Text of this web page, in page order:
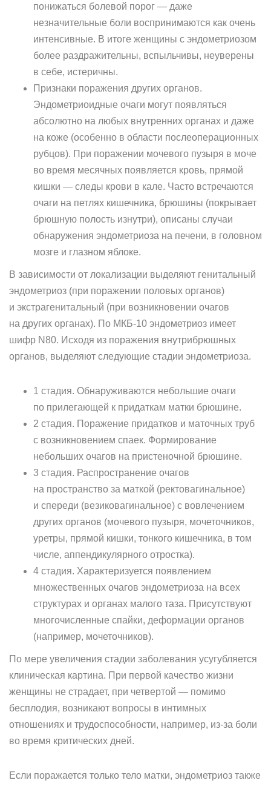
понижаться болевой порог — даже
незначительные боли воспринимаются как очень
интенсивные. В итоге женщины с эндометриозом
более раздражительны, вспыльчивы, неуверены
в себе, истеричны.
Признаки поражения других органов.
Эндометриоидные очаги могут появляться
абсолютно на любых внутренних органах и даже
на коже (особенно в области послеоперационных
рубцов). При поражении мочевого пузыря в моче
во время месячных появляется кровь, прямой
кишки — следы крови в кале. Часто встречаются
очаги на петлях кишечника, брюшины (покрывает
брюшную полость изнутри), описаны случаи
обнаружения эндометриоза на печени, в головном
мозге и глазном яблоке.
В зависимости от локализации выделяют генитальный
эндометриоз (при поражении половых органов)
и экстрагенитальный (при возникновении очагов
на других органах). По МКБ-10 эндометриоз имеет
шифр N80. Исходя из поражения внутрибрюшных
органов, выделяют следующие стадии эндометриоза.
1 стадия. Обнаруживаются небольшие очаги
по прилегающей к придаткам матки брюшине.
2 стадия. Поражение придатков и маточных труб
с возникновением спаек. Формирование
небольших очагов на пристеночной брюшине.
3 стадия. Распространение очагов
на пространство за маткой (ректовагинальное)
и спереди (везиковагинальное) с вовлечением
других органов (мочевого пузыря, мочеточников,
уретры, прямой кишки, тонкого кишечника, в том
числе, аппендикулярного отростка).
4 стадия. Характеризуется появлением
множественных очагов эндометриоза на всех
структурах и органах малого таза. Присутствуют
многочисленные спайки, деформации органов
(например, мочеточников).
По мере увеличения стадии заболевания усугубляется
клиническая картина. При первой качество жизни
женщины не страдает, при четвертой — помимо
бесплодия, возникают вопросы в интимных
отношениях и трудоспособности, например, из-за боли
во время критических дней.
Если поражается только тело матки, эндометриоз также